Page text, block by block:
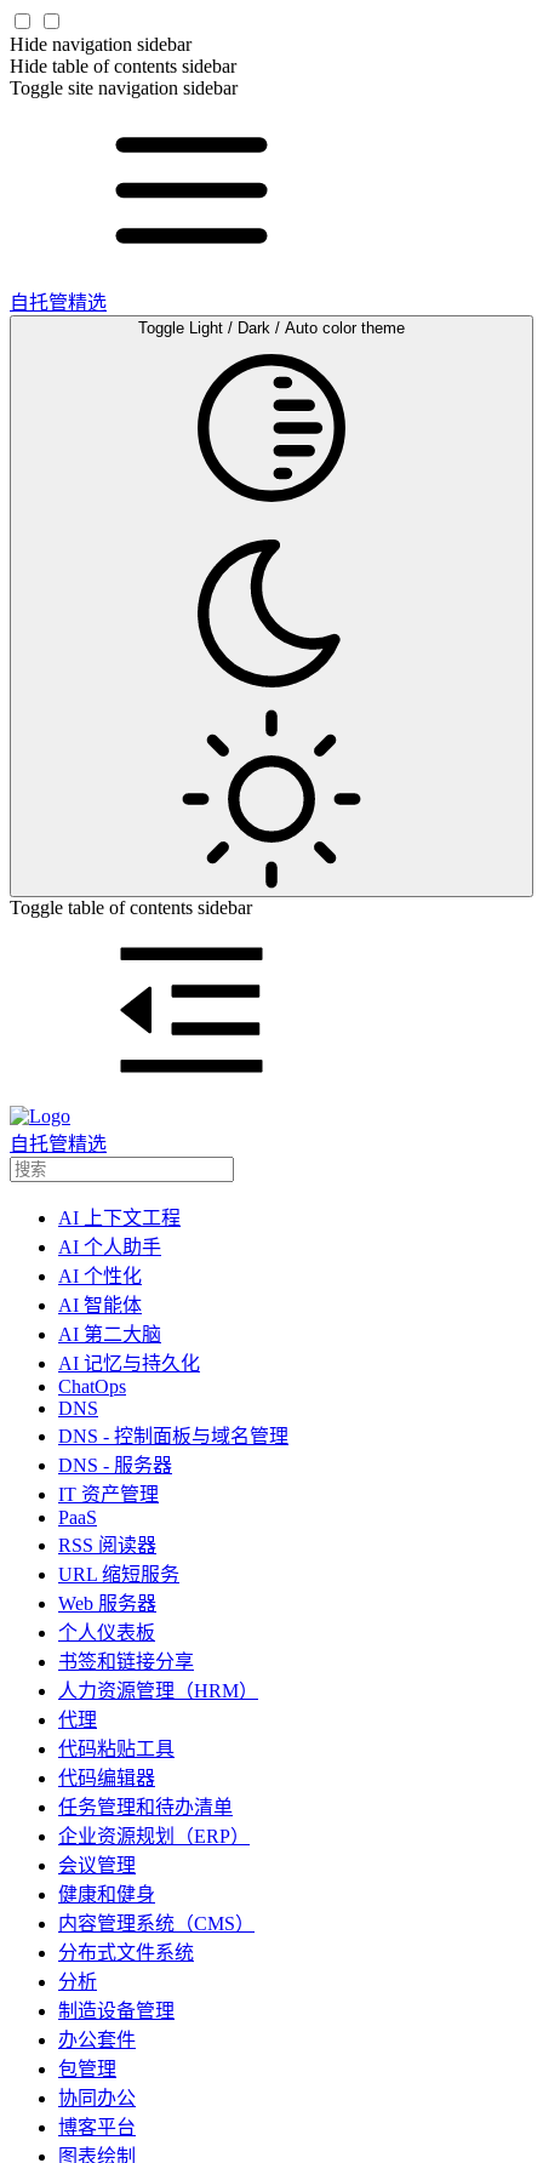
Hide navigation sidebar
Hide table of contents sidebar
Toggle site navigation sidebar
自托管精选
Toggle Light / Dark / Auto color theme
Toggle table of contents sidebar
自托管精选
AI 上下文工程
AI 个人助手
AI 个性化
AI 智能体
AI 第二大脑
AI 记忆与持久化
ChatOps
DNS
DNS - 控制面板与域名管理
DNS - 服务器
IT 资产管理
PaaS
RSS 阅读器
URL 缩短服务
Web 服务器
个人仪表板
书签和链接分享
人力资源管理（HRM）
代理
代码粘贴工具
代码编辑器
任务管理和待办清单
企业资源规划（ERP）
会议管理
健康和健身
内容管理系统（CMS）
分布式文件系统
分析
制造设备管理
办公套件
包管理
协同办公
博客平台
图表绘制